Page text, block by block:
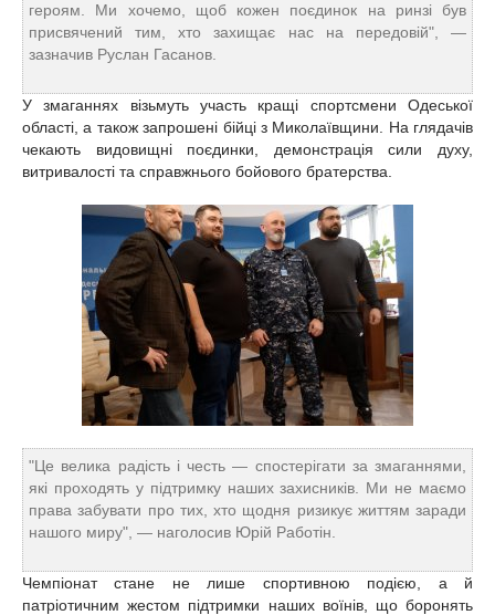
героям. Ми хочемо, щоб кожен поєдинок на ринзі був
присвячений тим, хто захищає нас на передовій", —
зазначив Руслан Гасанов.
У змаганнях візьмуть участь кращі спортсмени Одеської
області, а також запрошені бійці з Миколаївщини. На глядачів
чекають видовищні поєдинки, демонстрація сили духу,
витривалості та справжнього бойового братерства.
"Це велика радість і честь — спостерігати за змаганнями,
які проходять у підтримку наших захисників. Ми не маємо
права забувати про тих, хто щодня ризикує життям заради
нашого миру", — наголосив Юрій Работін.
Чемпіонат стане не лише спортивною подією, а й
патріотичним жестом підтримки наших воїнів, що боронять